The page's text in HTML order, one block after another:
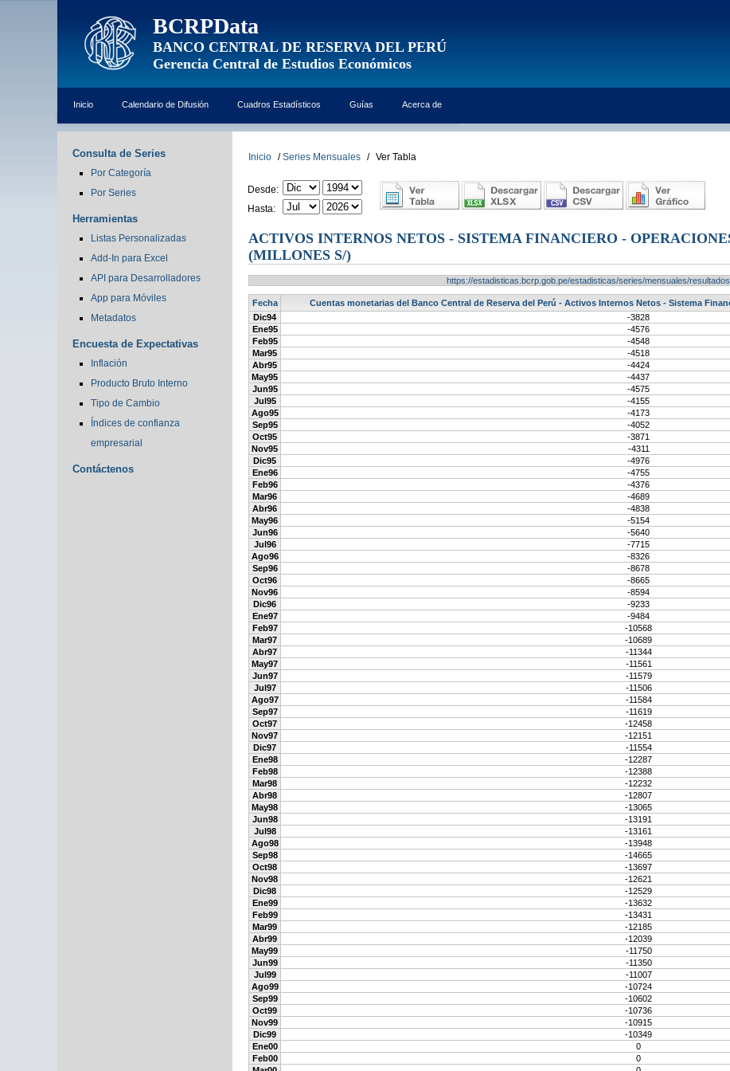
BCRPData
BANCO CENTRAL DE RESERVA DEL PERÚ
Gerencia Central de Estudios Económicos
Inicio Calendario de Difusión Cuadros Estadísticos Guías Acerca de
Consulta de Series
Por Categoría
Por Series
Herramientas
Listas Personalizadas
Add-In para Excel
API para Desarrolladores
App para Móviles
Metadatos
Encuesta de Expectativas
Inflación
Producto Bruto Interno
Tipo de Cambio
Índices de confianza
empresarial
Contáctenos
Inicio / Series Mensuales / Ver Tabla
Desde:
Hasta:
ACTIVOS INTERNOS NETOS - SISTEMA FINANCIERO -
(MILLONES S/)
https://estadisticas.bcrp.gob.pe/estadisticas/series/mensuales/
Fecha
Cuentas monetarias del Banco Central de Reserva del Perú - Activos Internos Netos - Sistema
Dic94
-3828
Ene95
-4576
Feb95
-4548
Mar95
-4518
Abr95
-4424
May95
-4437
Jun95
-4575
Jul95
-4155
Ago95
-4173
Sep95
-4052
Oct95
-3871
Nov95
-4311
Dic95
-4976
Ene96
-4755
Feb96
-4376
Mar96
-4689
Abr96
-4838
May96
-5154
Jun96
-5640
Jul96
-7715
Ago96
-8326
Sep96
-8678
Oct96
-8665
Nov96
-8594
Dic96
-9233
Ene97
-9484
Feb97
-10568
Mar97
-10689
Abr97
-11344
May97
-11561
Jun97
-11579
Jul97
-11506
Ago97
-11584
Sep97
-11619
Oct97
-12458
Nov97
-12151
Dic97
-11554
Ene98
-12287
Feb98
-12388
Mar98
-12232
Abr98
-12807
May98
-13065
Jun98
-13191
Jul98
-13161
Ago98
-13948
Sep98
-14665
Oct98
-13697
Nov98
-12621
Dic98
-12529
Ene99
-13632
Feb99
-13431
Mar99
-12185
Abr99
-12039
May99
-11750
Jun99
-11350
Jul99
-11007
Ago99
-10724
Sep99
-10602
Oct99
-10736
Nov99
-10915
Dic99
-10349
Ene00
0
Feb00
0